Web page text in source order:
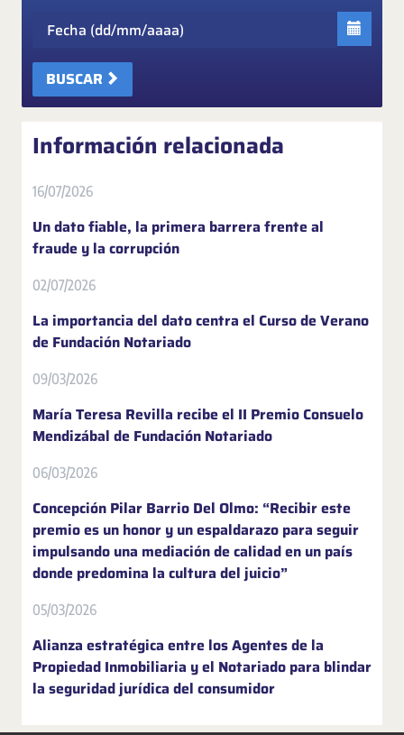
BUSCAR
Información relacionada
16/07/2026
Un dato fiable, la primera barrera frente al
fraude y la corrupción
02/07/2026
La importancia del dato centra el Curso de Verano
de Fundación Notariado
09/03/2026
María Teresa Revilla recibe el II Premio Consuelo
Mendizábal de Fundación Notariado
06/03/2026
Concepción Pilar Barrio Del Olmo: “Recibir este
premio es un honor y un espaldarazo para seguir
impulsando una mediación de calidad en un país
donde predomina la cultura del juicio”
05/03/2026
Alianza estratégica entre los Agentes de la
Propiedad Inmobiliaria y el Notariado para blindar
la seguridad jurídica del consumidor